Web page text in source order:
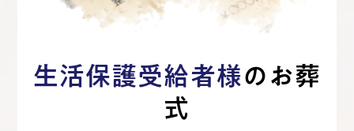
生活保護受給者様のお葬
式